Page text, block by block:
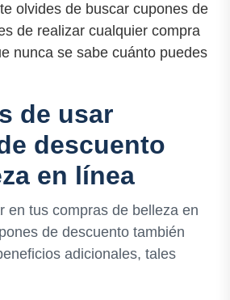
olvides de buscar cupones de
de realizar cualquier compra
nunca se sabe cuánto puedes
de usar
descuento
en línea
en tus compras de belleza en
de descuento también
adicionales, tales